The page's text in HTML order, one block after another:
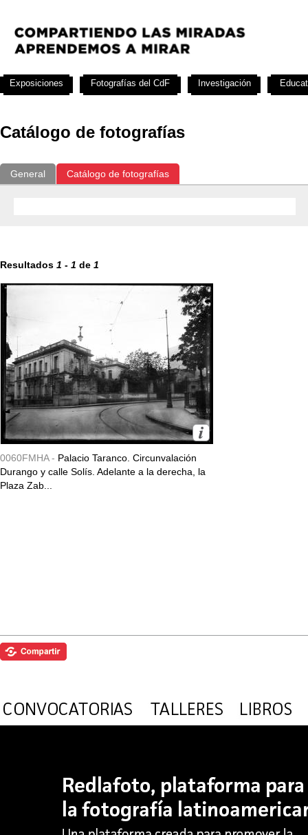
Catálogo de fotografías
General Catálogo de fotografías
Resultados 1 - 1 de 1
0060FMHA - Palacio Taranco. Circunvalación
Durango y calle Solís. Adelante a la derecha, la
Plaza Zab...
Exposiciones Fotografías del CdF Investigación